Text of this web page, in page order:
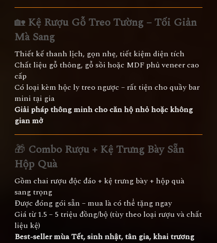
🏡 Kệ Rượu Gỗ Treo Tường – Tối Giản
Mà Sang
Thiết kế thanh lịch, gọn nhẹ, tiết kiệm diện tích
Chất liệu gỗ thông, gỗ sồi hoặc MDF phủ veneer cao
cấp
Có loại kèm hộc ly treo ngược – rất tiện cho quầy bar
mini tại gia
Giải pháp thông minh cho căn hộ nhỏ hoặc không
gian mở
🎁 Combo Rượu + Kệ Trưng Bày Sẵn
Hộp Quà
Gồm chai rượu độc đáo + kệ trưng bày + hộp quà
sang trọng
Được đóng gói sẵn – mua là có thể tặng ngay
Giá từ 1.5 – 5 triệu đồng/bộ (tùy theo loại rượu và chất
liệu kệ)
Best-seller mùa Tết, sinh nhật, tân gia, khai trương